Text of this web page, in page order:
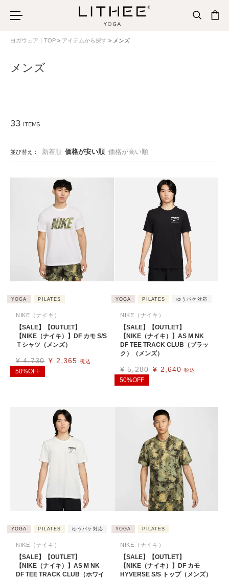
ヨガウェア｜TOP アイテムから探す メンズ
メンズ
並び替え 新着順 価格が安い順 価格が高い順
33
YOGA PILATES
NIKE（ナイキ）
【SALE】【OUTLET】
【NIKE（ナイキ）】DF カモ S/S
Ｔシャツ（メンズ）
¥ 4,730 ¥ 2,365 税込
50%OFF
YOGA PILATES ゆうパケ対応
NIKE（ナイキ）
【SALE】【OUTLET】
【NIKE（ナイキ）】AS M NK
DF TEE TRACK CLUB（ブラッ
ク）（メンズ）
¥ 5,280 ¥ 2,640 税込
50%OFF
YOGA PILATES ゆうパケ対応
NIKE（ナイキ）
【SALE】【OUTLET】
【NIKE（ナイキ）】AS M NK
DF TEE TRACK CLUB（ホワイ
YOGA PILATES
NIKE（ナイキ）
【SALE】【OUTLET】
【NIKE（ナイキ）】DF カモ
HYVERSE S/S トップ（メンズ）